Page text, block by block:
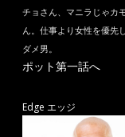
チョさん、マニラじゃカ
ん。仕事より女性を優先
ダメ男。
ポット第一話へ
Edge エッジ